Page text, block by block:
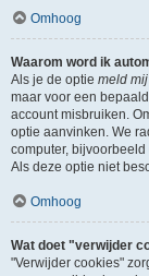
Omhoog
Waarom word ik
Als je de optie meld
maar voor een
account misbruiken.
optie aanvinken. We
computer,
Als deze optie niet
Omhoog
Wat doet "verwijder
"Verwijder cookies"